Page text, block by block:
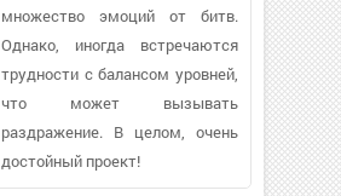
множество эмоций от битв.
Однако, иногда встречаются
трудности с балансом уровней,
что может вызывать
раздражение. В целом, очень
достойный проект!